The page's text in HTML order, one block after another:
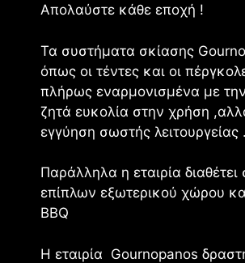
Απολαύστε κάθε εποχή !
Τα συστήματα σκίασης
όπως οι τέντες και οι
πλήρως εναρμονισμένα με
ζητά ευκολία στην χρήση
εγγύηση σωστής λειτουργείας .
Παράλληλα η εταιρία διαθέτει
επίπλων εξωτερικού χώρου
BBQ
H εταιρία Gournopanos